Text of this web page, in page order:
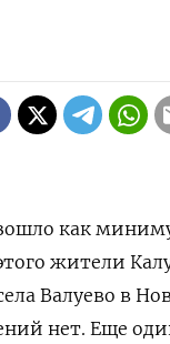
как
жители
Валуево в
нет. Еще